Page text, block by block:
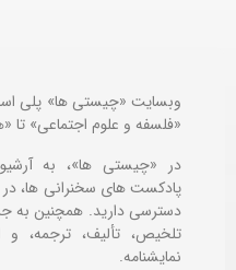
وبسایت «چیستی ها» پلی
«فلسفه و علوم اجتماعی» تا
در «چیستی ها»، به
پادکست های سخنرانی ها، در
دسترسی دارید. همچنین به
تلخیص، تألیف، ترجمه، و
نمایشنامه.